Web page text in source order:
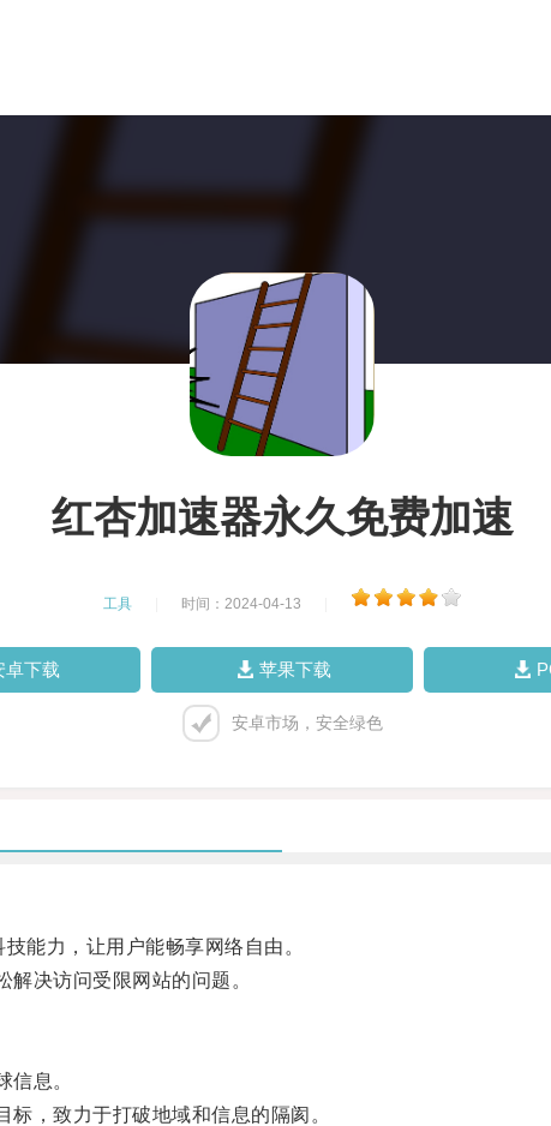
红杏加速器永久免费加速
工具 时间：2024-04-13
卓下载 苹果下载
安卓市场，安全绿色
能力，让用户能畅享网络自由。
决访问受限网站的问题。
息。
，致力于打破地域和信息的隔阂。